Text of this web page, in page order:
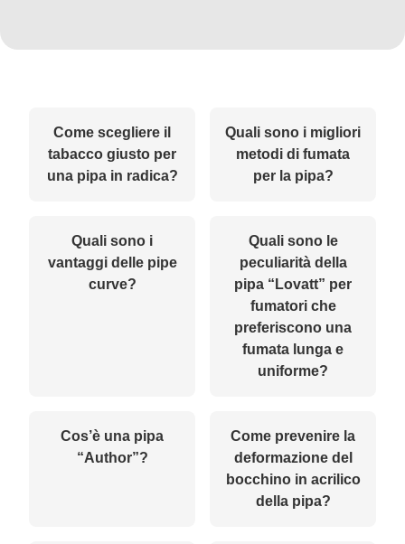
Come scegliere il
tabacco giusto per
una pipa in radica?
Quali sono i migliori
metodi di fumata
per la pipa?
Quali sono i
vantaggi delle pipe
curve?
Quali sono le
peculiarità della
pipa “Lovatt” per
fumatori che
preferiscono una
fumata lunga e
uniforme?
Cos’è una pipa
“Author”?
Come prevenire la
deformazione del
bocchino in acrilico
della pipa?